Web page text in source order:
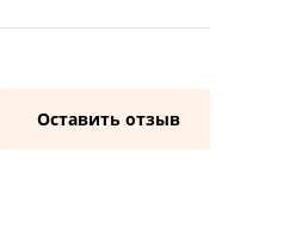
Оставить отзыв